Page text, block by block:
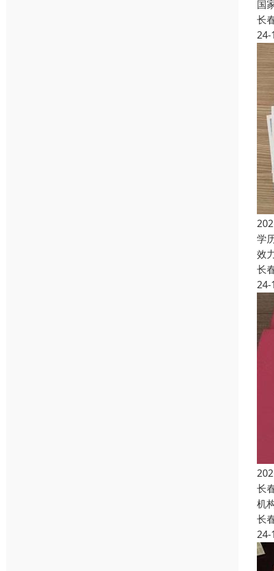
国
长
24-
学
效
长
24-
长
机
长
24-